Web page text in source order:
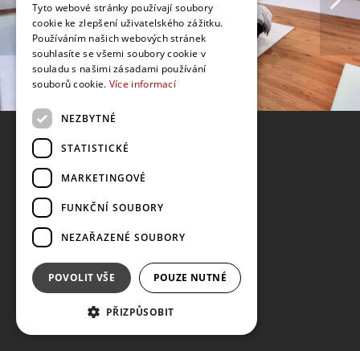
Tyto webové stránky používají soubory
cookie ke zlepšení uživatelského zážitku.
Používáním našich webových stránek
souhlasíte se všemi soubory cookie v
souladu s našimi zásadami používání
souborů cookie. Více informací
NEZBYTNÉ
STATISTICKÉ
MARKETINGOVÉ
FUNKČNÍ SOUBORY
NEZAŘAZENÉ SOUBORY
POVOLIT VŠE POUZE NUTNÉ
PŘIZPŮSOBIT